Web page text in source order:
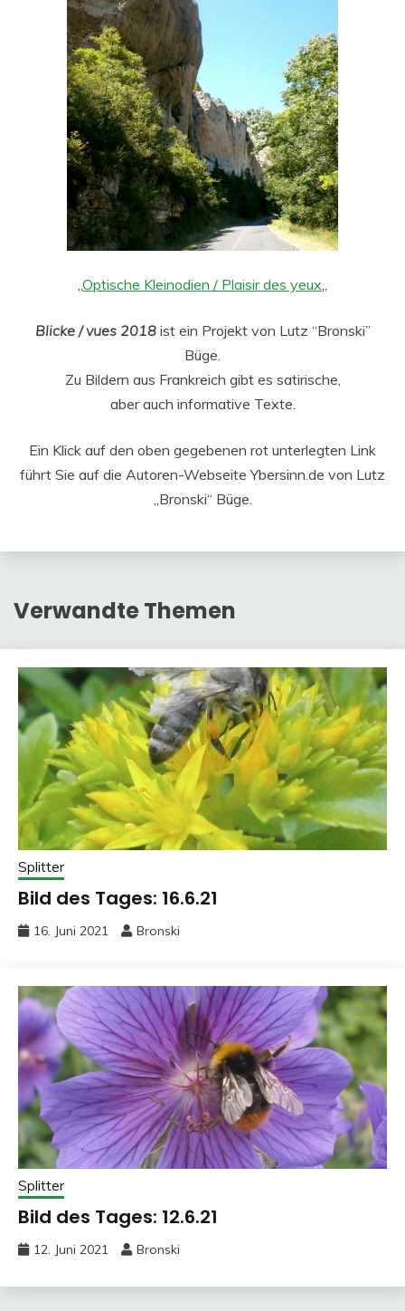
Optische Kleinodien / Plaisir des yeux
Blicke / vues 2018ist ein Projekt von Lutz “Bronski”
Büge.
Zu Bildern aus Frankreich gibt es satirische,
aber auch informative Texte.
Ein Klick auf den oben gegebenen rot unterlegten Link
führt Sie auf die Autoren-Webseite Ybersinn.de von Lutz
„Bronski“ Büge.
Verwandte Themen
Splitter
Bild des Tages: 16.6.21
16. Juni 2021 Bronski
Splitter
Bild des Tages: 12.6.21
12. Juni 2021 Bronski